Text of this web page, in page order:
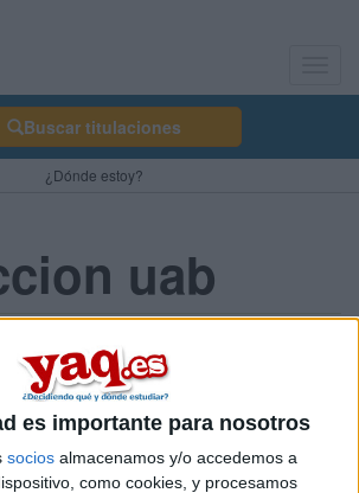
es importante para nosotros
socios almacenamos y/o accedemos a
como cookies, y procesamos
Buscar titulaciones
¿Dónde estoy?
uab
veterinaria pero me preocupa tener que
para aprender.Mi pregunta es saber si en